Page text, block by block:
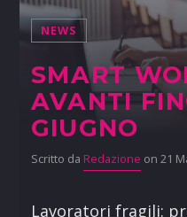
NEWS
SMART
AVANTI
GIUGNO
Scritto da Redazione on 21
Lavoratori fragili: